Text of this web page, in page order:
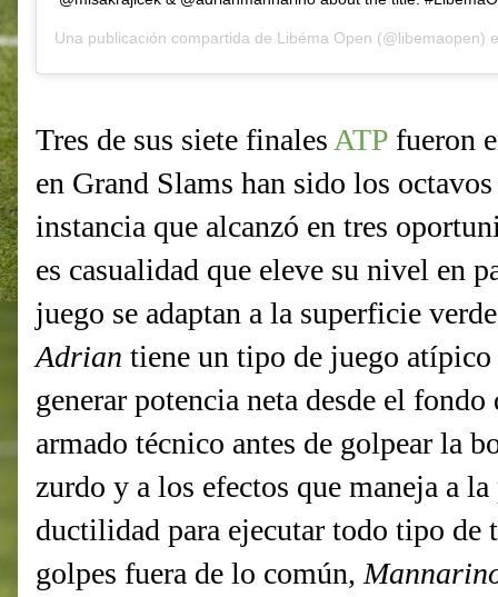
Una publicación compartida de Libéma Open (@libemaopen)
Tres de sus siete finales ATP fueron
en Grand Slams han sido los
instancia que alcanzó en tres
es casualidad que eleve su nivel en
juego se adaptan a la superficie
Adrian tiene un tipo de juego
generar potencia neta desde el
armado técnico antes de golpear la
zurdo y a los efectos que maneja a
ductilidad para ejecutar todo tipo de
golpes fuera de lo común,